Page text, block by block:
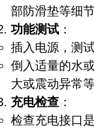
部防滑垫等细
功能测试 ：
插入电源，测
倒入适量的水
大或震动异常
充电检查 ：
检查充电接口